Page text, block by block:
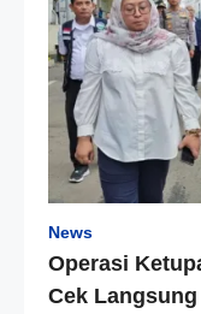
News
Operasi
Cek